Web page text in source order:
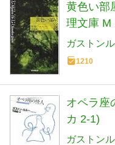
黄色い部
理文庫 M
ガストン
1210
オペラ座
カ 2-1)
ガストン